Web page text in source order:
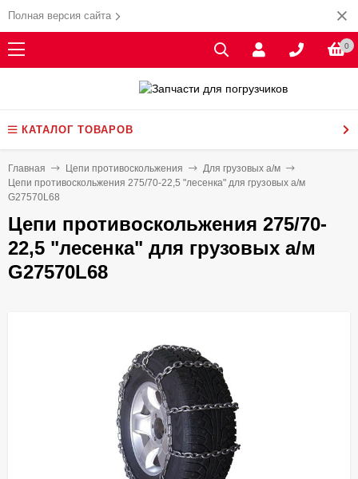
Полная версия сайта
0
КАТАЛОГ ТОВАРОВ
Главная Цепи противоскольжения
Для грузовых а/м
Цепи противоскольжения 275/70-22,5 "лесенка" для грузовых а/м
G27570L68
Цепи противоскольжения 275/70-
22,5 "лесенка" для грузовых а/м
G27570L68